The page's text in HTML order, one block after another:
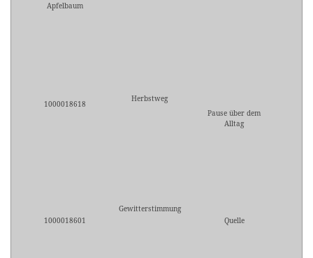
Apfelbaum
1000018618
Herbstweg
Pause über dem
Alltag
1000018601
Gewitterstimmung
Quelle